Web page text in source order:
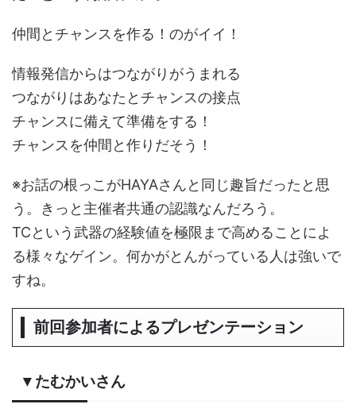
仲間とチャンスを作る！のがイイ！
情報発信からはつながりがうまれる
つながりはあなたとチャンスの接点
チャンスに備えて準備をする！
チャンスを仲間と作りだそう！
※お話の根っこがHAYAさんと同じ趣旨だったと思
う。きっと主催者共通の認識なんだろう。
TCという武器の経験値を極限まで高めることによ
る様々なゲイン。何かがとんがっている人は強いで
すね。
前回参加者によるプレゼンテーション
▼たむかいさん